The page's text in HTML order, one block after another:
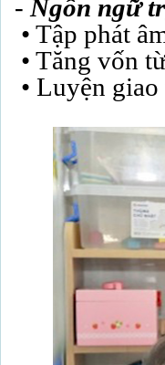
- Ngôn ngữ
• Tập phát
• Tăng vốn
• Luyện